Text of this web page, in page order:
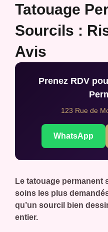
Tatouage
Sourcils :
Avis
Prenez RDV
123 Rue de
WhatsApp
Le tatouage permanent
soins les plus
qu’un sourcil bien
entier.